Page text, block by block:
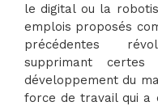
le digital ou la
emplois proposés
précédentes
supprimant
développement du
force de travail qui a